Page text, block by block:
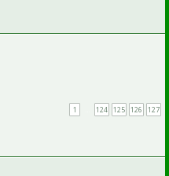
1 124 125 126 127